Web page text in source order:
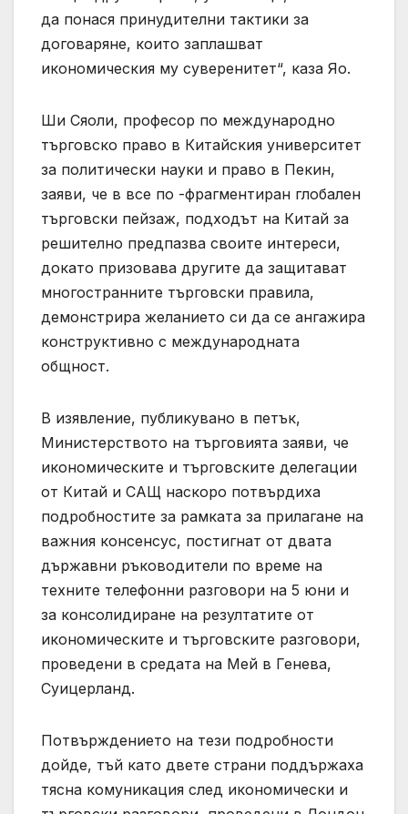
да понася принудителни тактики за
договаряне, които заплашват
икономическия му суверенитет“, каза Яо.
Ши Сяоли, професор по международно
търговско право в Китайския университет
за политически науки и право в Пекин,
заяви, че в все по -фрагментиран глобален
търговски пейзаж, подходът на Китай за
решително предпазва своите интереси,
докато призовава другите да защитават
многостранните търговски правила,
демонстрира желанието си да се ангажира
конструктивно с международната
общност.
В изявление, публикувано в петък,
Министерството на търговията заяви, че
икономическите и търговските делегации
от Китай и САЩ наскоро потвърдиха
подробностите за рамката за прилагане на
важния консенсус, постигнат от двата
държавни ръководители по време на
техните телефонни разговори на 5 юни и
за консолидиране на резултатите от
икономическите и търговските разговори,
проведени в средата на Мей в Генева,
Суицерланд.
Потвърждението на тези подробности
дойде, тъй като двете страни поддържаха
тясна комуникация след икономически и